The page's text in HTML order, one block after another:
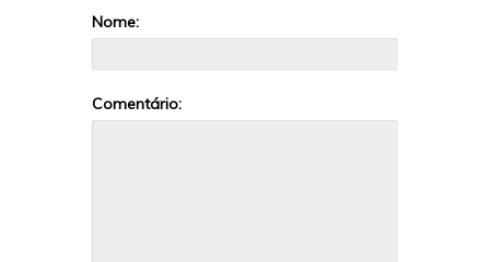
Nome:
Comentário: